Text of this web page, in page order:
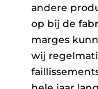
andere
op bij de
marges
wij